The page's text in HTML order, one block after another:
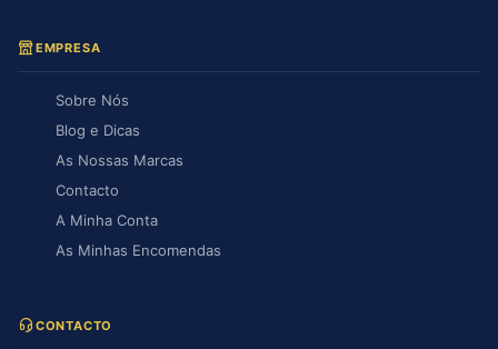
EMPRESA
Sobre Nós
Blog e Dicas
As Nossas Marcas
Contacto
A Minha Conta
As Minhas Encomendas
CONTACTO